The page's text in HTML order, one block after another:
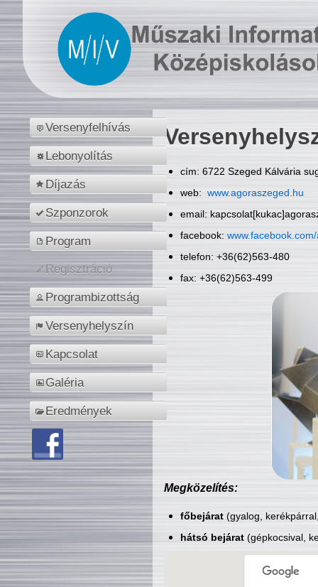
Versenyfelhívás
Lebonyolítás
Díjazás
Szponzorok
Program
Regisztráció
Programbizottság
Versenyhelyszín
Kapcsolat
Galéria
Eredmények
cím: 6722 Szeged Kálvária
web: www.agoraszeged.hu
email:
facebook:
telefon: +36(62)563-480
fax: +36(62)563-499
Megközelítés:
főbejárat(gyalog,
hátsó bejárat(gépkocsival,